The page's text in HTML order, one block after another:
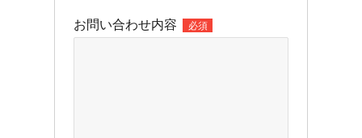
お問い合わせ内容 必須